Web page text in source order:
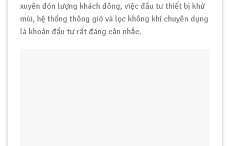
xuyên đón lượng khách đông, việc đầu tư thiết bị khử
mùi, hệ thống thông gió và lọc không khí chuyên dụng
là khoản đầu tư rất đáng cân nhắc.